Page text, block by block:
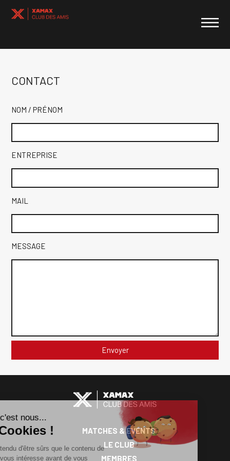
CONTACT
NOM / PRÉNOM
ENTREPRISE
MAIL
MESSAGE
DES
MATCHES & EVENTS
LE CLUB
MEMBRES